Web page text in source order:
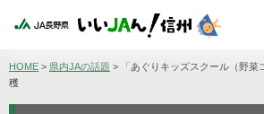
HOME > 県内JAの話題 >
「あぐりキッズスクール（野
穫